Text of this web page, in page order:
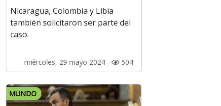
Nicaragua, Colombia y Libia
también solicitaron ser parte del
caso.
miércoles, 29 mayo 2024 - 504
MUNDO